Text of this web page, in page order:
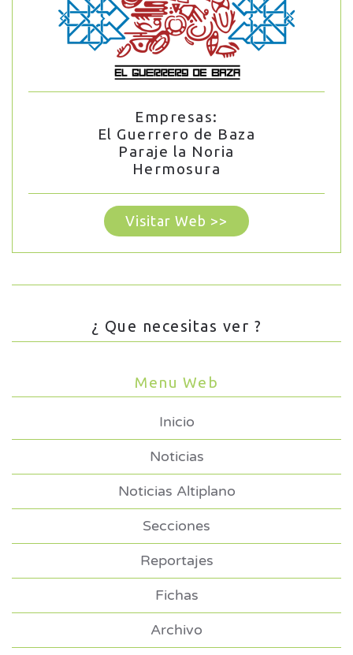
Empresas:
El Guerrero de Baza
Paraje la Noria
Hermosura
Visitar Web >>
¿ Que necesitas ver ?
Menu Web
Inicio
Noticias
Noticias Altiplano
Secciones
Reportajes
Fichas
Archivo